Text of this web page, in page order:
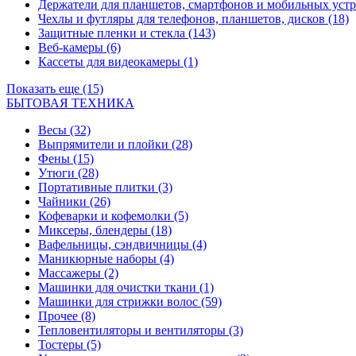
Держатели для планшетов, смартфонов и мобильных
Чехлы и футляры для телефонов, планшетов, дисков (18)
Защитные пленки и стекла (143)
Веб-камеры (6)
Кассеты для видеокамеры (1)
Показать еще (15)
БЫТОВАЯ ТЕХНИКА
Весы (32)
Выпрямители и плойки (28)
Фены (15)
Утюги (28)
Портативные плитки (3)
Чайники (26)
Кофеварки и кофемолки (5)
Миксеры, блендеры (18)
Вафельницы, сэндвичницы (4)
Маникюрные наборы (4)
Массажеры (2)
Машинки для очистки ткани (1)
Машинки для стрижки волос (59)
Прочее (8)
Тепловентиляторы и вентиляторы (3)
Тостеры (5)